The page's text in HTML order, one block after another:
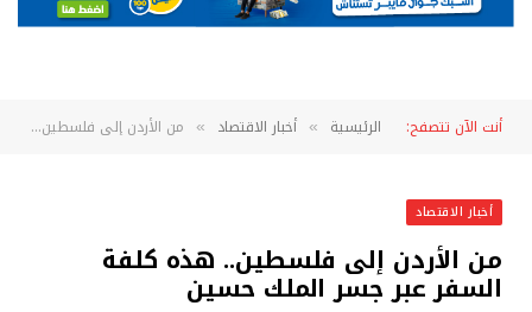
أنت الآن تتصفح: الرئيسية » أخبار الاقتصاد » من الأردن إلى فلسطين.. هذه كلفة السفر عبر جسر الملك حسين
أخبار الاقتصاد
من الأردن إلى فلسطين.. هذه كلفة
السفر عبر جسر الملك حسين